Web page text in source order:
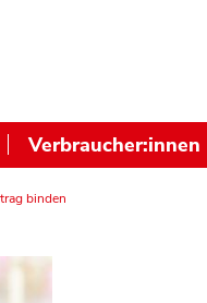
Verbraucher:innen
binden